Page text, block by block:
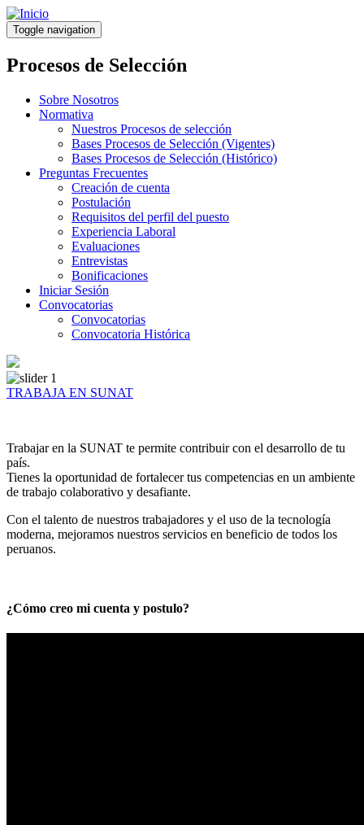
Pasar
al
contenido
principal
Toggle navigation
Procesos de Selección
Sobre Nosotros
Normativa
Nuestros Procesos de selección
Bases Procesos de Selección (Vigentes)
Bases Procesos de Selección (Histórico)
Preguntas Frecuentes
Creación de cuenta
Postulación
Requisitos del perfil del puesto
Experiencia Laboral
Evaluaciones
Entrevistas
Bonificaciones
Iniciar Sesión
Convocatorias
Convocatorias
Convocatoria Histórica
TRABAJA EN SUNAT
Trabajar en la SUNAT te permite contribuir con el desarrollo de tu
país.
Tienes la oportunidad de fortalecer tus competencias en un ambiente
de trabajo colaborativo y desafiante.
Con el talento de nuestros trabajadores y el uso de la tecnología
moderna, mejoramos nuestros servicios en beneficio de todos los
peruanos.
¿Cómo creo mi cuenta y postulo?